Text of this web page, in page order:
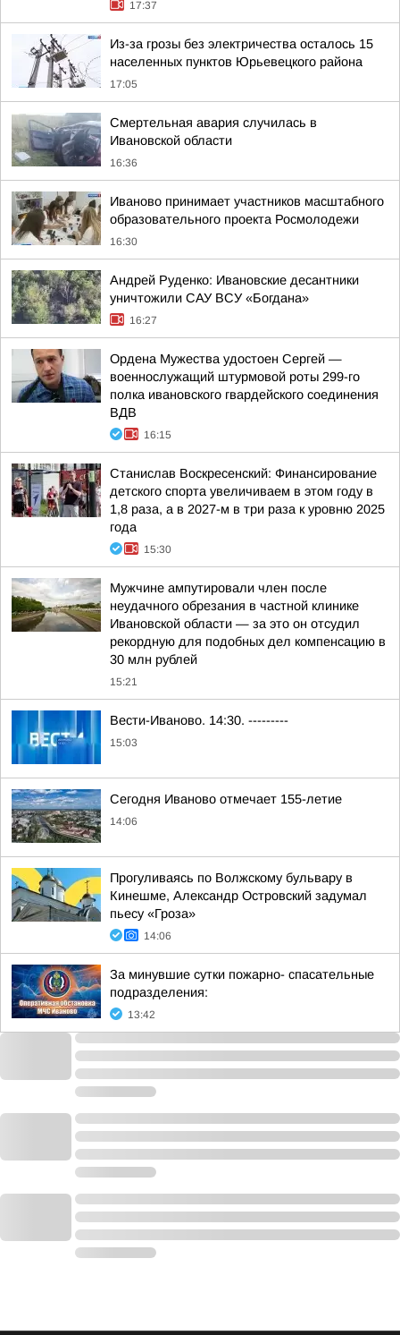
17:37
Из-за грозы без электричества осталось 15
населенных пунктов Юрьевецкого района
17:05
Смертельная авария случилась в
Ивановской области
16:36
Иваново принимает участников масштабного
образовательного проекта Росмолодежи
16:30
Андрей Руденко: Ивановские десантники
уничтожили САУ ВСУ «Богдана»
16:27
Ордена Мужества удостоен Сергей —
военнослужащий штурмовой роты 299-го
полка ивановского гвардейского соединения
ВДВ
16:15
Станислав Воскресенский: Финансирование
детского спорта увеличиваем в этом году в
1,8 раза, а в 2027-м в три раза к уровню 2025
года
15:30
Мужчине ампутировали член после
неудачного обрезания в частной клинике
Ивановской области — за это он отсудил
рекордную для подобных дел компенсацию в
30 млн рублей
15:21
Вести-Иваново. 14:30. ---------
15:03
Сегодня Иваново отмечает 155-летие
14:06
Прогуливаясь по Волжскому бульвару в
Кинешме, Александр Островский задумал
пьесу «Гроза»
14:06
За минувшие сутки пожарно- спасательные
подразделения:
13:42